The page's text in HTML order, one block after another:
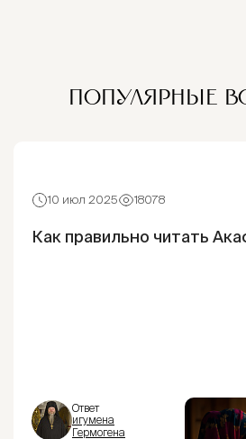
ПОПУЛЯРНЫЕ
10 июл 2025 18078
Как правильно читать
Ответ
игумена
Гермогена